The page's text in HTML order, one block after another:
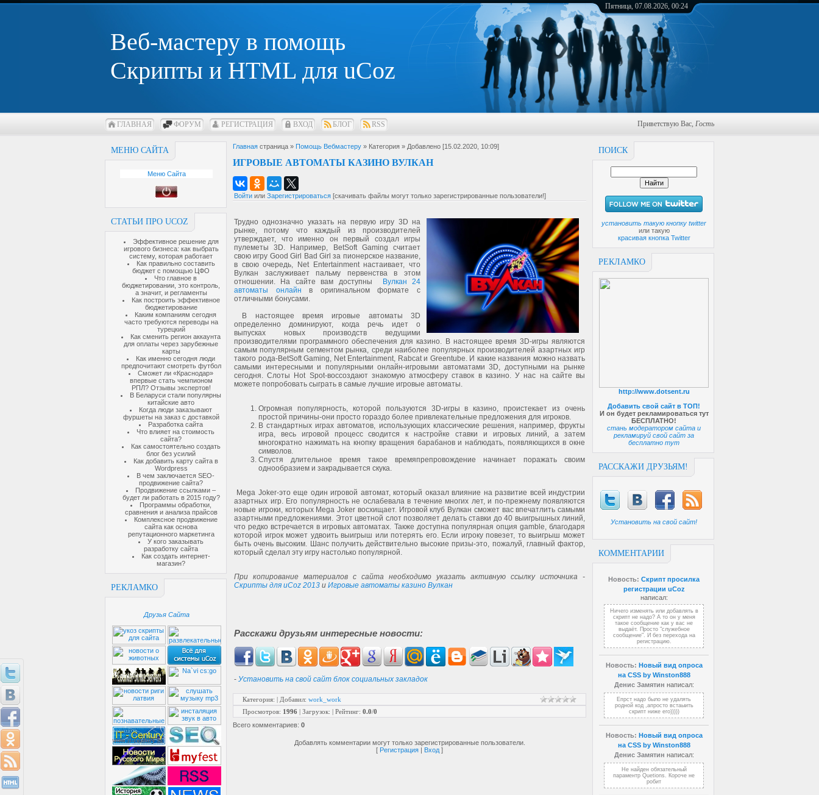
Веб-мастеру в помощь
Скрипты и HTML для uCoz
Пятница, 07.08.2026, 00:24
ГЛАВНАЯ ФОРУМ РЕГИСТРАЦИЯ ВХОД БЛОГ RSS Приветствую Вас, Гость
МЕНЮ САЙТА
Меню Сайта
СТАТЬИ ПРО UCOZ
Эффективное решение для
игрового бизнеса: как выбрать
систему, которая работает
Как правильно составить
бюджет с помощью ЦФО
Что главное в
бюджетировании, это контроль,
а значит, и регламенты
Как построить эффективное
бюджетирование
Каким компаниям сегодня
часто требуются переводы на
турецкий
Как сменить регион аккаунта
для оплаты через зарубежные
карты
Как именно сегодня люди
предпочитают смотреть футбол
Сможет ли «Краснодар»
впервые стать чемпионом
РПЛ? Отзывы экспертов!
В Беларуси стали популярны
китайские авто
Когда люди заказывают
фуршеты на заказ с доставкой
Разработка сайта
Что влияет на стоимость
сайта?
Как самостоятельно создать
блог без усилий
Как добавить карту сайта в
Wordpress
В чем заключается SEO-
продвижение сайта?
Продвижение ссылками –
будет ли работать в 2015 году?
Программы обработки,
сравнения и анализа прайсов
Комплексное продвижение
сайта как основа
репутационного маркетинга
У кого заказывать
разработку сайта
Как создать интернет-
магазин?
РЕКЛАМКО
Друзья Сайта
ПОИСК
установить такую кнопку twitter
или такую
красивая кнопка Twitter
РЕКЛАМКО
http://www.dotsent.ru
Добавить свой сайт в ТОП!
И он будет рекламироваться тут
БЕСПЛАТНО!
стань модератором сайта и
рекламируй свой сайт за
бесплатно тут
РАССКАЖИ ДРУЗЬЯМ!
Установить на свой сайт!
КОММЕНТАРИИ
Новость: Скрипт просилка
регистрации uCoz
написал:
Ничего изменять или добавлять в
скрипт не надо? А то он у меня
такое сообщение как у вас не
выдаёт. Просто "служебное
сообщение". И без перехода на
регистрацию.
Новость: Новый вид опроса
на CSS by Winston888
Денис Замятин написал:
Епрст надо было не удалять
родной код ,апросто встаыить
скрипт ниже его)))))
Новость: Новый вид опроса
на CSS by Winston888
Денис Замятин написал:
Не найден обязательный
параментр Quetions. Короче не
робит
Главная страница » Помощь Вебмастеру » Категория » Добавлено [15.02.2020, 10:09]
ИГРОВЫЕ АВТОМАТЫ КАЗИНО ВУЛКАН
Войти или Зарегистрироваться [скачивать файлы могут только зарегистрированные пользователи!]
Трудно однозначно указать на первую игру 3D на
рынке, потому что каждый из производителей
утверждает, что именно он первый создал игры
пулеметы 3D. Например, BetSoft Gaming считает
свою игру Good Girl Bad Girl за пионерское название,
в свою очередь, Net Entertainment настаивает, что
Вулкан заслуживает пальму первенства в этом
отношении. На сайте вам доступны
Вулкан 24
автоматы онлайн в оригинальном формате с
отличными бонусами.
В настоящее время игровые автоматы 3D
определенно доминируют, когда речь идет о
выпусках новых производств ведущими
производителями программного обеспечения для казино. В настоящее время 3D-игры являются
самым популярным сегментом рынка, среди наиболее популярных производителей азартных игр
такого рода-BetSoft Gaming, Net Entertainment, Rabcat и Greentube. И какие названия можно назвать
самыми интересными и популярными онлайн-игровыми автоматами 3D, доступными на рынке
сегодня. Слоты Hot Spot-воссоздают знакомую атмосферу ставок в казино. У нас на сайте вы
можете попробовать сыграть в самые лучшие игровые автоматы.
Огромная популярность, которой пользуются 3D-игры в казино, проистекает из очень
простой причины-они просто гораздо более привлекательные предложения для игроков.
В стандартных играх автоматов, использующих классические решения, например, фрукты
игра, весь игровой процесс сводится к настройке ставки и игровых линий, а затем
многократно нажимать на кнопку вращения барабанов и наблюдать, появляющихся в окне
символов.
Спустя длительное время такое времяпрепровождение начинает поражать своим
однообразием и закрадывается скука.
Mega Joker-это еще один игровой автомат, который оказал влияние на развитие всей индустрии
азартных игр. Его популярность не ослабевала в течение многих лет, и по-прежнему появляются
новые игроки, которых Mega Joker восхищает. Игровой клуб Вулкан сможет вас впечатлить самыми
азартными предложениями. Этот цветной слот позволяет делать ставки до 40 выигрышных линий,
что редко встречается в игровых автоматах. Также доступна популярная опция gamble, благодаря
которой игрок может удвоить выигрыш или потерять его. Если игроку повезет, то выигрыш может
быть очень высоким. Шанс получить действительно высокие призы-это, пожалуй, главный фактор,
который сделал эту игру настолько популярной.
При копирование материалов с сайта необходимо указать активную ссылку источника -
Скрипты для uCoz 2013 и Игровые автоматы казино Вулкан
Расскажи друзьям интересные новости:
- Установить на свой сайт блок социальных закладок
Категория: | Добавил: work_work
Просмотров: 1996 | Загрузок: | Рейтинг: 0.0/0
Всего комментариев: 0
Добавлять комментарии могут только зарегистрированные пользователи.
[ Регистрация | Вход ]